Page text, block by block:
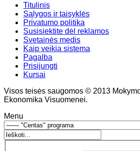
Titulinis
Sąlygos ir taisyklės
Privatumo politika
Susisiektite dėl reklamos
Svetainės medis
Kaip veikia sistema
Pagalba
Prisijungti
Kursai
Visos teisės saugomos © 2013
Ekonomika Visuomenei.
Menu